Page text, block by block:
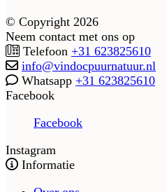
© Copyright 2026
Neem contact met ons op
Telefoon +31 623825610
info@vindocpuurnatuur.nl
Whatsapp +31 623825610
Facebook
Facebook
Instagram
Informatie